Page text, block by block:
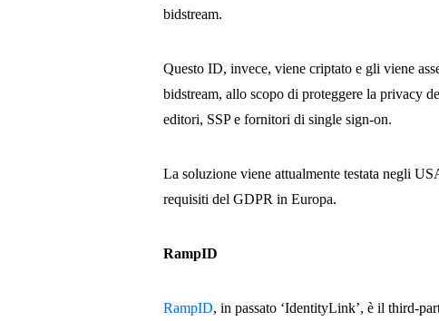
bidstream.
Questo ID, invece, viene criptato e gli viene
bidstream, allo scopo di proteggere la privacy
editori, SSP e fornitori di single sign-on.
La soluzione viene attualmente testata negli
requisiti del GDPR in Europa.
RampID
RampID, in passato ‘IdentityLink’, è il third-